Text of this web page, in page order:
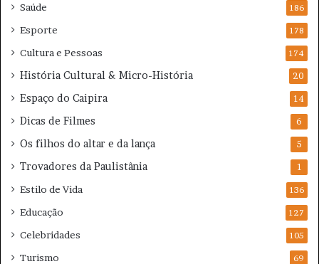
Saúde 186
Esporte 178
Cultura e Pessoas 174
História Cultural & Micro-História 20
Espaço do Caipira 14
Dicas de Filmes 6
Os filhos do altar e da lança 5
Trovadores da Paulistânia 1
Estilo de Vida 136
Educação 127
Celebridades 105
Turismo 69